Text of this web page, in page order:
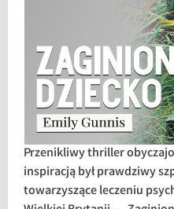
Przenikliwy thriller
inspiracją był prawdziwy
towarzyszące leczeniu